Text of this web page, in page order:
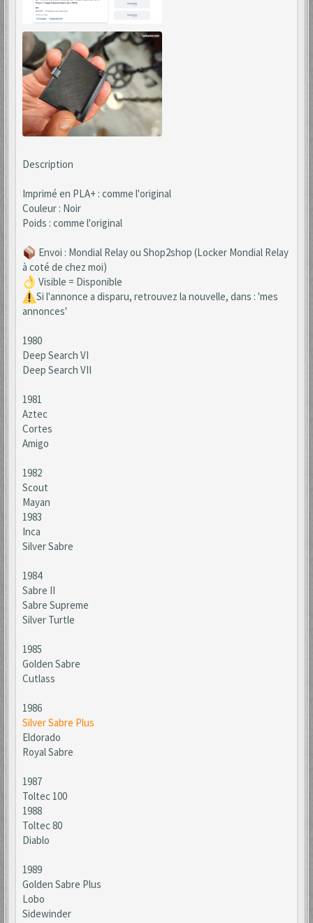
Description
Imprimé en PLA+ : comme l'original
Couleur : Noir
Poids : comme l'original
​ Envoi : Mondial Relay ou Shop2shop (Locker Mondial Relay
à coté de chez moi)
Visible = Disponible
Si l'annonce a disparu, retrouvez la nouvelle, dans : 'mes
annonces'
1980
Deep Search VI
Deep Search VII
1981
Aztec
Cortes
Amigo
1982
Scout
Mayan
1983
Inca
Silver Sabre
1984
Sabre II
Sabre Supreme
Silver Turtle
1985
Golden Sabre
Cutlass
1986
Silver Sabre Plus
Eldorado
Royal Sabre
1987
Toltec 100
1988
Toltec 80
Diablo
1989
Golden Sabre Plus
Lobo
Sidewinder